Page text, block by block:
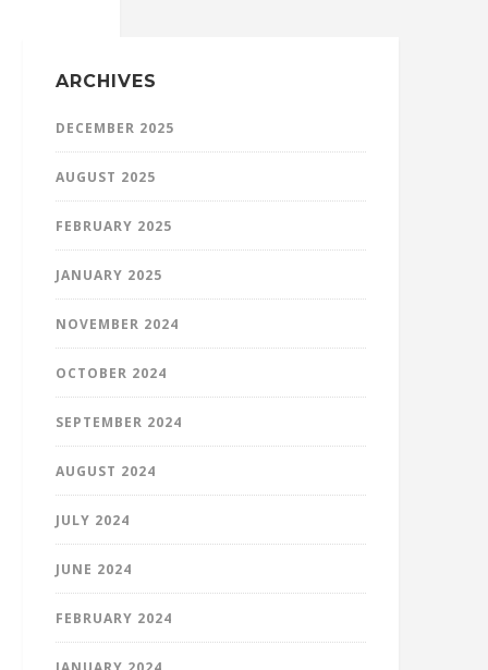
ARCHIVES
DECEMBER 2025
AUGUST 2025
FEBRUARY 2025
JANUARY 2025
NOVEMBER 2024
OCTOBER 2024
SEPTEMBER 2024
AUGUST 2024
JULY 2024
JUNE 2024
FEBRUARY 2024